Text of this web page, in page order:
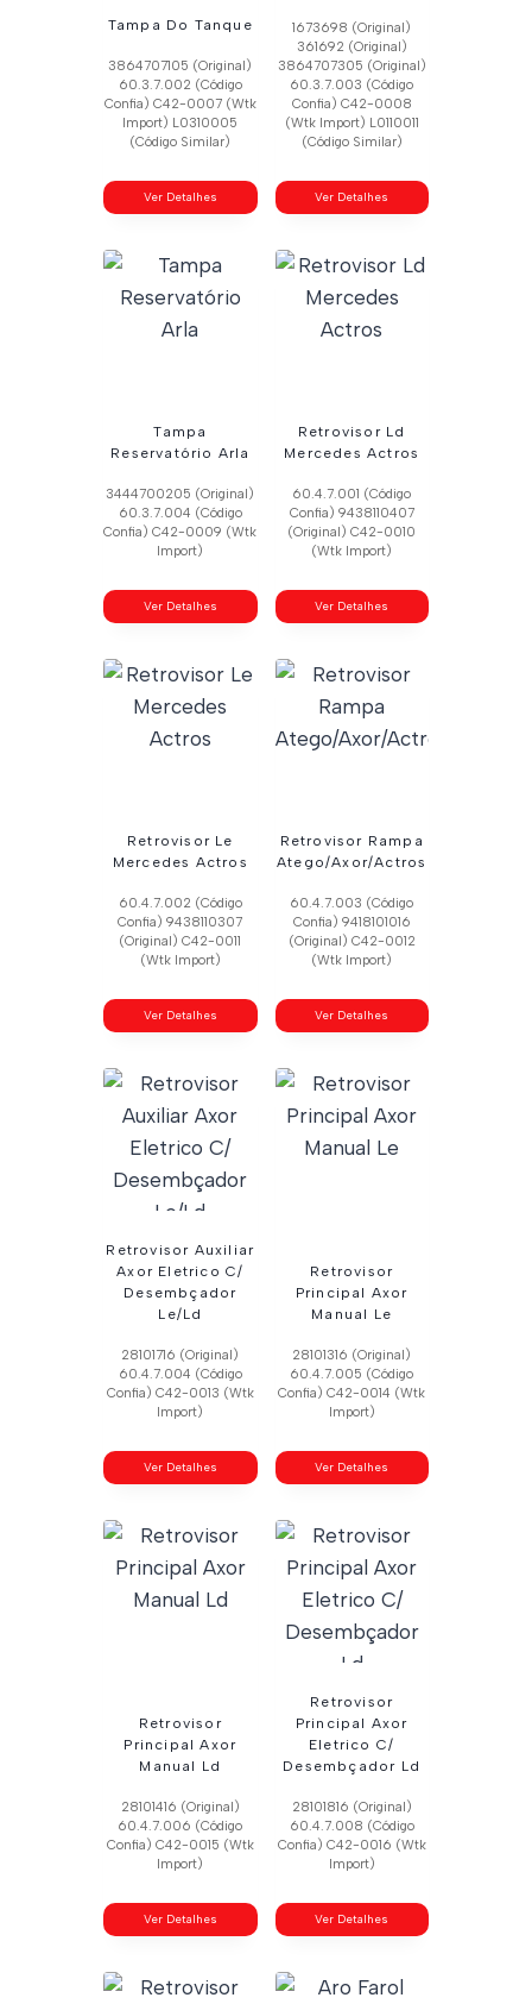
Tampa Do Tanque
3864707105 (Original)
60.3.7.002 (Código
Confia) C42-0007 (Wtk
Import) L0310005
(Código Similar)
Ver Detalhes
1673698 (Original)
361692 (Original)
3864707305 (Original)
60.3.7.003 (Código
Confia) C42-0008
(Wtk Import) L0110011
(Código Similar)
Ver Detalhes
Tampa
Reservatório Arla
3444700205 (Original)
60.3.7.004 (Código
Confia) C42-0009 (Wtk
Import)
Ver Detalhes
Retrovisor Ld
Mercedes Actros
60.4.7.001 (Código
Confia) 9438110407
(Original) C42-0010
(Wtk Import)
Ver Detalhes
Retrovisor Le
Mercedes Actros
60.4.7.002 (Código
Confia) 9438110307
(Original) C42-0011
(Wtk Import)
Ver Detalhes
Retrovisor Rampa
Atego/Axor/Actros
60.4.7.003 (Código
Confia) 9418101016
(Original) C42-0012
(Wtk Import)
Ver Detalhes
Retrovisor Auxiliar
Axor Eletrico C/
Desembçador
Le/Ld
28101716 (Original)
60.4.7.004 (Código
Confia) C42-0013 (Wtk
Import)
Ver Detalhes
Retrovisor
Principal Axor
Manual Le
28101316 (Original)
60.4.7.005 (Código
Confia) C42-0014 (Wtk
Import)
Ver Detalhes
Retrovisor
Principal Axor
Manual Ld
28101416 (Original)
60.4.7.006 (Código
Confia) C42-0015 (Wtk
Import)
Ver Detalhes
Retrovisor
Principal Axor
Eletrico C/
Desembçador Ld
28101816 (Original)
60.4.7.008 (Código
Confia) C42-0016 (Wtk
Import)
Ver Detalhes